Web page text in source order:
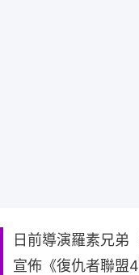
日前導演羅素兄弟
宣佈《復仇者聯盟